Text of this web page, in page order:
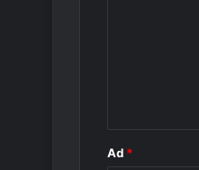
Ad *